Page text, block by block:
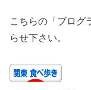
こちらの「ブログ
らせ下さい。